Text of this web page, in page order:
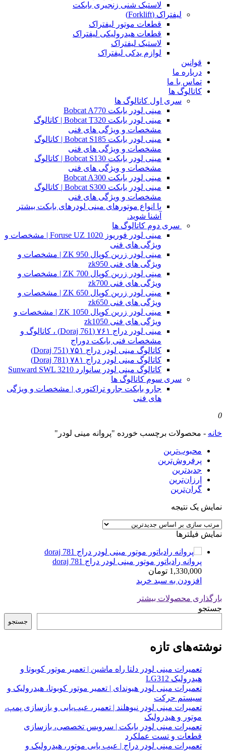
لاستیک شنی زنجیری بابکت
لیفتراک (Forklift)
قطعات موتور لیفتراک
قطعات هیدرولیکی لیفتراک
لاستیک لیفتراک
لوازم یدکی لیفتراک
قوانین
درباره ما
تماس با ما
کاتالوگ ها
سری اول کاتالوگ ها
مینی لودر بابکت Bobcat A770
مینی لودر بابکت Bobcat T320 | کاتالوگ
مشخصات و ویژگی های فنی
مینی لودر بابکت Bobcat S185 | کاتالوگ
مشخصات و ویژگی های فنی
مینی لودر بابکت Bobcat S130 | کاتالوگ
مشخصات و ویژگی های فنی
مینی لودر بابکت Bobcat A300
مینی لودر بابکت Bobcat S300 | کاتالوگ
مشخصات و ویژگی های فنی
با انواع موتورهای مینی لودرهای بابکت بیشتر
آشنا شوید.
سری دوم کاتالوگ ها
مینی لودر فوریوز Foruse UZ 1020 | مشخصات و
ویژگی های فنی
مینی لودر زرین کوپال ZK 950 | مشخصات و
ویژگی های فنی zk950
مینی لودر زرین کوپال ZK 700 | مشخصات و
ویژگی های فنی zk700
مینی لودر زرین کوپال ZK 650 | مشخصات و
ویژگی های فنی zk650
مینی لودر زرین کوپال ZK 1050 | مشخصات و
ویژگی های فنی zk1050
مینی لودر دراج ۷۶۱ (Doraj 761) ، کاتالوگ و
مشخصات فنی بابکت دوراج
کاتالوگ مینی لودر دراج ۷۵۱ (Doraj 751)
کاتالوگ مینی لودر دراج ۷۸۱ (Doraj 781)
کاتالوگ مینی لودر سانوارد Sunward SWL 3210
سری سوم کاتالوگ ها
جارو بابکت جارو تراکتوری | مشخصات و ویژگی
های فنی
0
خانه - محصولات برچسب خورده "پروانه مینی لودر"
محبوب‌ترین
پرفروش‌ترین
جدیدترین
ارزان‌ترین
گران‌ترین
نمایش یک نتیجه
نمایش فیلترها
پروانه رادیاتور موتور مینی لودر دراج doraj 781
1,330,000 تومان
افزودن به سبد خرید
بارگذاری محصولات بیشتر
جستجو
جستجو
نوشته‌های تازه
تعمیرات مینی لودر دلتا راه ماشین | تعمیر موتور کوبوتا و
هیدرولیک LG312
تعمیرات مینی لودر هیوندای | تعمیر موتور کوبوتا، هیدرولیک و
سیستم حرکت
تعمیرات مینی لودر نیوهلند | تعمیر، عیب‌یابی و بازسازی پمپ،
موتور و هیدرولیک
تعمیرات مینی لودر بابکت | سرویس تخصصی، بازسازی
قطعات و تست عملکرد
تعمیرات مینی لودر دراج | عیب یابی موتور، هیدرولیک و